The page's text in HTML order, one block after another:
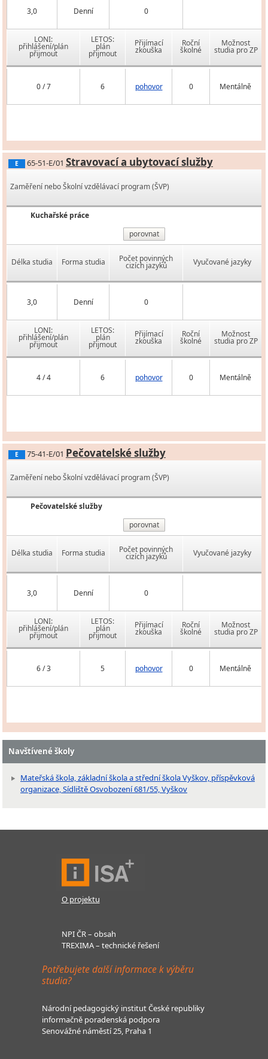
3,0 Denní 0
LONI:
přihlášení/plán
přijmout
LETOS:
plán
přijmout
Přijímací
zkouška
Roční
školné
Možnost
studia pro ZP
0 / 7 6 pohovor 0 Mentálně
E 65-51-E/01 Stravovací a ubytovací služby
Zaměření nebo Školní vzdělávací program (ŠVP)
Kuchařské práce
porovnat
Délka studia Forma studia Počet povinných
cizích jazyků Vyučované jazyky
3,0 Denní 0
LONI:
přihlášení/plán
přijmout
LETOS:
plán
přijmout
Přijímací
zkouška
Roční
školné
Možnost
studia pro ZP
4 / 4 6 pohovor 0 Mentálně
E 75-41-E/01 Pečovatelské služby
Zaměření nebo Školní vzdělávací program (ŠVP)
Pečovatelské služby
porovnat
Délka studia Forma studia Počet povinných
cizích jazyků Vyučované jazyky
3,0 Denní 0
LONI:
přihlášení/plán
přijmout
LETOS:
plán
přijmout
Přijímací
zkouška
Roční
školné
Možnost
studia pro ZP
6 / 3 5 pohovor 0 Mentálně
Navštívené školy
Mateřská škola, základní škola a střední škola Vyškov, příspěvková
organizace, Sídliště Osvobození 681/55, Vyškov
O projektu
NPI ČR – obsah
TREXIMA – technické řešení
Potřebujete další informace k výběru
studia?
Národní pedagogický institut České republiky
informačně poradenská podpora
Senovážné náměstí 25, Praha 1